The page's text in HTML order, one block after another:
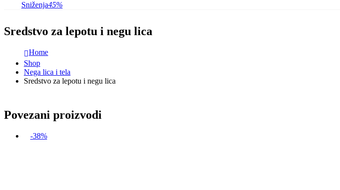
Sniženja45%
Sredstvo za lepotu i negu lica
Home
Shop
Nega lica i tela
Sredstvo za lepotu i negu lica
Povezani proizvodi
-38%